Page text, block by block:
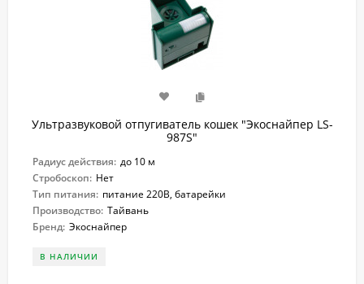
Ультразвуковой отпугиватель кошек "Экоснайпер LS-
987S"
Радиус действия: до 10 м
Стробоскоп: Нет
Тип питания: питание 220В, батарейки
Производство: Тайвань
Бренд: Экоснайпер
В НАЛИЧИИ